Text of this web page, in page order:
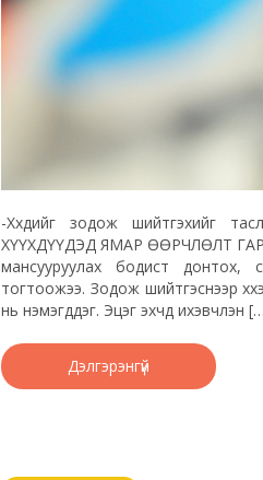
-Хүүхдийг зодож шийтгэхийг
ХҮҮХДҮҮДЭД ЯМАР ӨӨРЧЛӨЛТ
мансууруулах бодист донтох,
тогтоожээ. Зодож шийтгэснээр
нь нэмэгддэг. Эцэг эхчүүд ихэвчлэн
Дэлгэрэнгүй